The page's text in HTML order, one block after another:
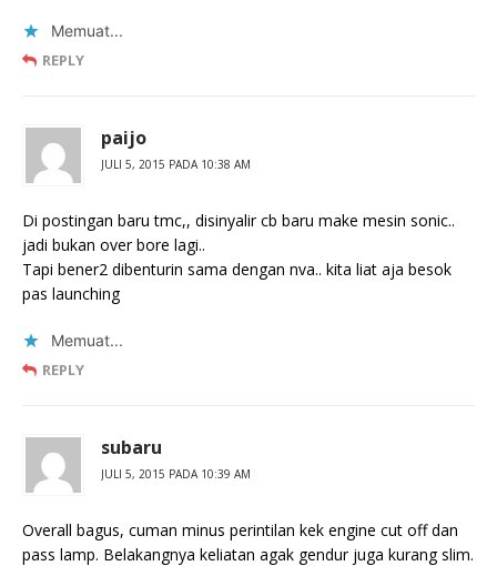
Memuat...
REPLY
paijo
JULI 5, 2015 PADA 10:38 AM
Di postingan baru tmc,, disinyalir cb baru make mesin sonic..
jadi bukan over bore lagi..
Tapi bener2 dibenturin sama dengan nva.. kita liat aja besok
pas launching
Memuat...
REPLY
subaru
JULI 5, 2015 PADA 10:39 AM
Overall bagus, cuman minus perintilan kek engine cut off dan
pass lamp. Belakangnya keliatan agak gendur juga kurang slim.